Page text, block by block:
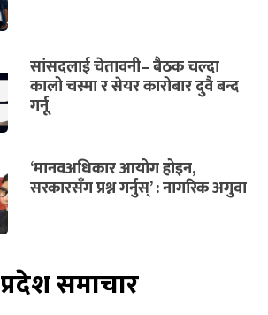
सांसदलाई चेतावनी– बैठक चल्दा
कालो चस्मा र सेयर कारोबार दुवै बन्द
गर्नू
‘मानवअधिकार आयोग होइन,
सरकारसँग प्रश्न गर्नुस्’ : नागरिक अगुवा
प्रदेश समाचार